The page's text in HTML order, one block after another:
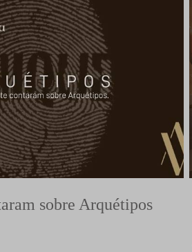
sobre Arquétipos